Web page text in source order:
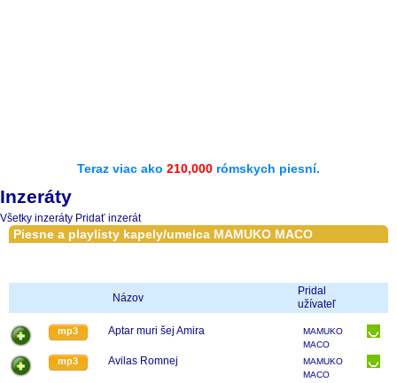
Teraz viac ako 210,000 rómskych piesní.
Inzeráty
Všetky inzeráty Pridať inzerát
Piesne a playlisty kapely/umelca MAMUKO MACO
Názov
Pridal
užívateľ
mp3 Aptar muri šej Amira
MAMUKO
MACO
mp3 Avilas Romnej
MAMUKO
MACO